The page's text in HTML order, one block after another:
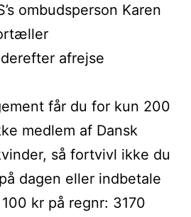
ombudsperson Karen
afrejse
får du for kun 200
medlem af Dansk
så fortvivl ikke du
dagen eller indbetale
kr på regnr: 3170